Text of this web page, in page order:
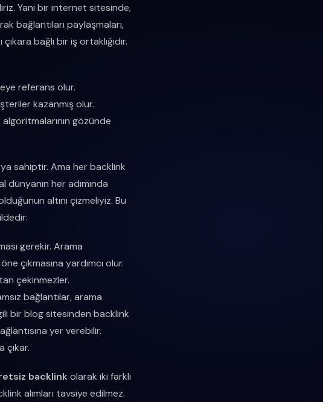
Yani bir internet sitesinde,
bağlantıları paylaşmaları,
bağlı bir iş ortaklığıdır.
referans olur.
kazanmış olur.
algoritmalarının gözünde
sahiptir. Ama her backlink
dünyanın her adımında
altını çizmeliyiz. Bu
gerekir. Arama
çıkmasına yardımcı olur.
çekinmezler.
bağlantılar, arama
bir blog sitesinden backlink
yer verebilir.
çıkar.
backlinkolarak iki farklı
alımları tavsiye edilmez.